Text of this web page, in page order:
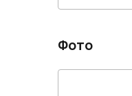
Фото